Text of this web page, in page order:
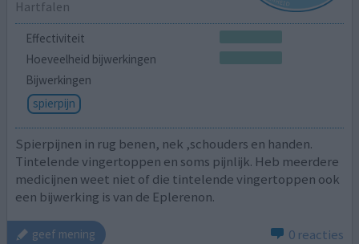
Hartfalen
Effectiviteit
Hoeveelheid bijwerkingen
Bijwerkingen
spierpijn
Spierpijnen in rug benen, nek ,schouders en handen.
Tintelende vingertoppen en soms pijnlijk. Heb meerdere
medicijnen weet niet of die tintelende vingertoppen ook
een bijwerking is van de Eplerenon.
geef mening 0 reacties